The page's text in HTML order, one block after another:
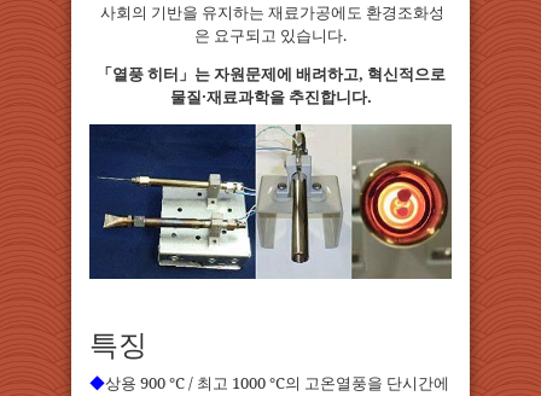
사회의 기반을 유지하는 재료가공에도 환경조화성
은 요구되고 있습니다.
「열풍 히터」는 자원문제에 배려하고, 혁신적으로
물질·재료과학을 추진합니다.
특징
◆상용 900 ℃ / 최고 1000 ℃의 고온열풍을 단시간에